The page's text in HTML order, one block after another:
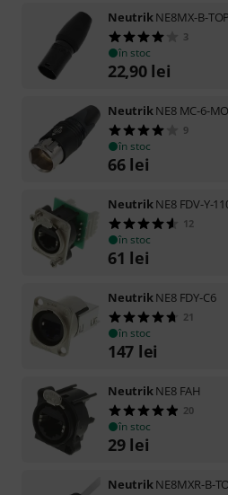
NeutrikNE8MX-B-TOP
3
în stoc
22,90 lei
NeutrikNE8 MC-6-MO
9
în stoc
66 lei
NeutrikNE8 FDV-Y-
12
în stoc
61 lei
NeutrikNE8 FDY-C6
21
în stoc
147 lei
NeutrikNE8 FAH
20
în stoc
29 lei
NeutrikNE8MXR-B-